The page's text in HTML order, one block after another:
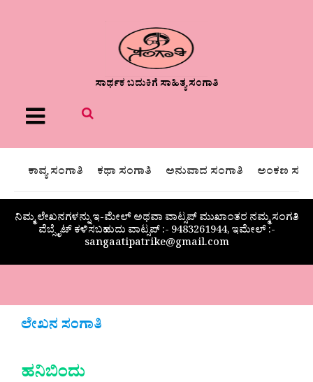
ಸಾರ್ಥಕ ಬದುಕಿಗೆ ಸಾಹಿತ್ಯ ಸಂಗಾತಿ
Menu
ಕಾವ್ಯ ಸಂಗಾತಿ ಕಥಾ ಸಂಗಾತಿ ಅನುವಾದ ಸಂಗಾತಿ ಅಂಕಣ
ನಿಮ್ಮ ಲೇಖನಗಳನ್ನು ಇ-ಮೇಲ್ ಅಥವಾ ವಾಟ್ಸಪ್ ಮುಖಾಂತರ ನಮ್ಮ ಸಂಗತಿ
ವೆಬ್ಸೈಟ್ ಕಳಿಸಬಹುದು ವಾಟ್ಸಪ್‌ :- 9483261944, ಇಮೇಲ್ :-
sangaatipatrike@gmail.com
ಲೇಖನ ಸಂಗಾತಿ
ಹನಿಬಿಂದು